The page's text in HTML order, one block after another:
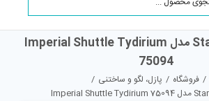
لگو سری Star Wars مدل Imperial Shuttle Tydirium
75094
/ فروشگاه / پازل، لگو و ساختنی /